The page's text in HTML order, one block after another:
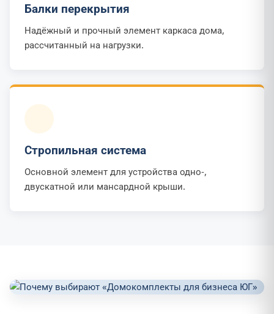
Балки перекрытия
Надёжный и прочный элемент каркаса дома,
рассчитанный на нагрузки.
Стропильная система
Основной элемент для устройства одно-,
двускатной или мансардной крыши.